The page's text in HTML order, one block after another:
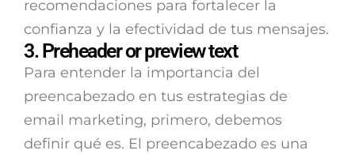
recomendaciones para fortalecer la
confianza y la efectividad de tus mensajes.
3. Preheader or preview text
Para entender la importancia del
preencabezado en tus estrategias de
email marketing, primero, debemos
definir qué es. El preencabezado es una